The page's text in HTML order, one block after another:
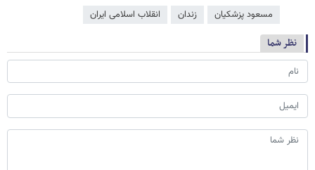
مسعود پزشکیان زندان انقلاب اسلامی ایران
نظر شما